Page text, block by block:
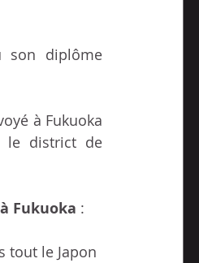
son diplôme
à Fukuoka
le district de
Fukuoka :
tout le Japon